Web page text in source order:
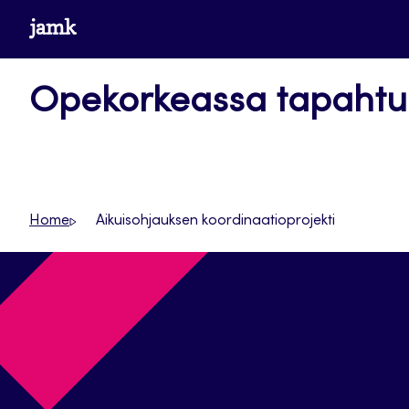
Siirrywww.jamk.fi
Opekorkeassa
Home Aikuisohjauksen koordinaatioprojekti